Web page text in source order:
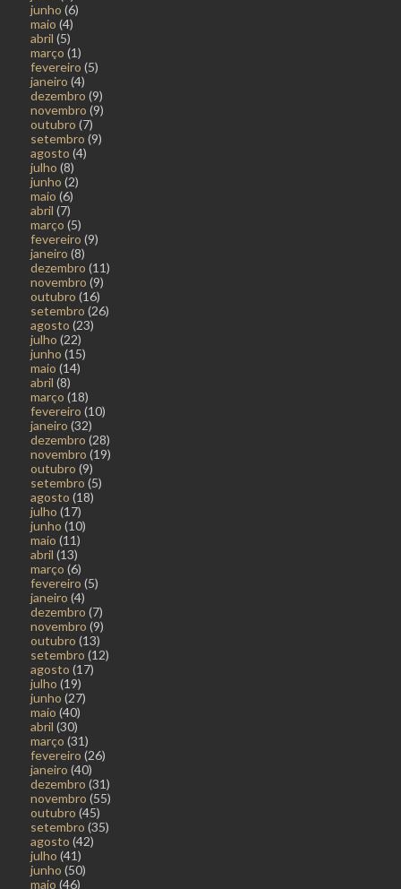
junho (6)
maio (4)
abril (5)
março (1)
fevereiro (5)
janeiro (4)
dezembro (9)
novembro (9)
outubro (7)
setembro (9)
agosto (4)
julho (8)
junho (2)
maio (6)
abril (7)
março (5)
fevereiro (9)
janeiro (8)
dezembro (11)
novembro (9)
outubro (16)
setembro (26)
agosto (23)
julho (22)
junho (15)
maio (14)
abril (8)
março (18)
fevereiro (10)
janeiro (32)
dezembro (28)
novembro (19)
outubro (9)
setembro (5)
agosto (18)
julho (17)
junho (10)
maio (11)
abril (13)
março (6)
fevereiro (5)
janeiro (4)
dezembro (7)
novembro (9)
outubro (13)
setembro (12)
agosto (17)
julho (19)
junho (27)
maio (40)
abril (30)
março (31)
fevereiro (26)
janeiro (40)
dezembro (31)
novembro (55)
outubro (45)
setembro (35)
agosto (42)
julho (41)
junho (50)
maio (46)